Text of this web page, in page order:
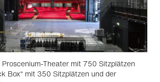
Theater mit 750 Sitzplätzen
Box“ mit 350 Sitzplätzen und der